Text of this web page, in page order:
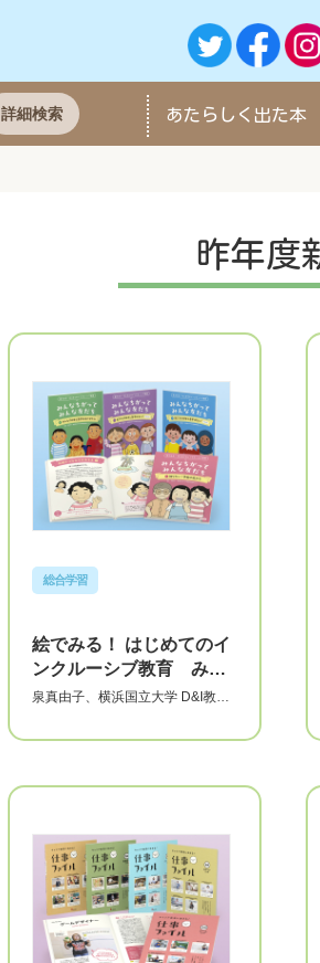
詳細検索 あたらしく 出た本
昨年度
総合学習
絵でみる！ はじめてのイ
ンクルーシブ教育 みん
なちがって みんな友だち
泉真由子、 横浜国立大学 D&I教育